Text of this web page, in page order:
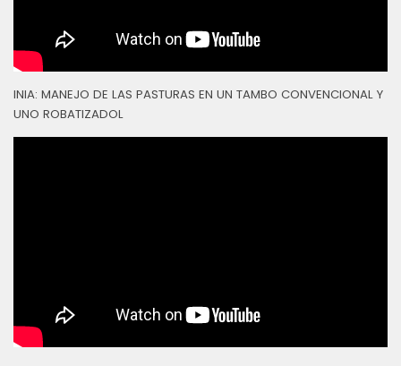
INIA: MANEJO DE LAS PASTURAS EN UN TAMBO CONVENCIONAL Y
UNO ROBATIZADOL